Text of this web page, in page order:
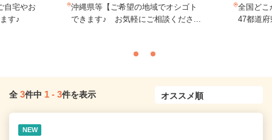
宅やお
す♪
沖縄県等【ご希望の地域でオシゴト
できます♪ お気軽にご相談くださ...
全国どこ
47都道
全 3件中 1 - 3件を表示
NEW